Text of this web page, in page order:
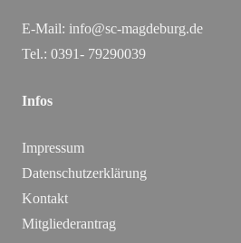
E-Mail: info@sc-magdeburg.de
Tel.: 0391- 79290039
Infos
Impressum
Datenschutzerklärung
Kontakt
Mitgliederantrag